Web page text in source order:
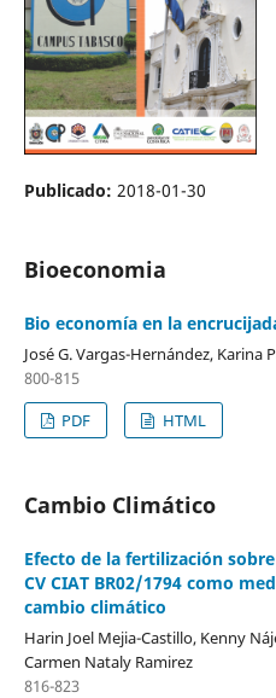
Publicado: 2018-01-30
Bioeconomia
Bio economía en la
José G. Vargas-Hernández, Karina
800-815
PDF
HTML
Cambio Climático
Efecto de la fertilización
CV CIAT BR02/1794 como
cambio climático
Harin Joel Mejia-Castillo, Kenny
Carmen Nataly Ramirez
816-823